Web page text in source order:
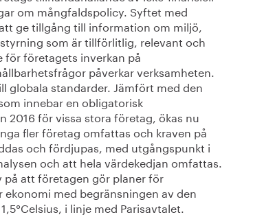
om mångfaldspolicy. Syftet med
ge tillgång till information om miljö,
som är tillförlitlig, relevant och
företagets inverkan på
påverkar verksamheten.
globala standarder. Jämfört med den
innebar en obligatorisk
2016 för vissa stora företag, ökas nu
fler företag omfattas och kraven på
och fördjupas, med utgångspunkt i
och att hela värdekedjan omfattas.
på att företagen gör planer för
med begränsningen av den
i linje med Parisavtalet.